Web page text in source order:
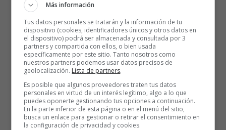
Libro 17
Más información
Tus datos personales se tratarán y la información de tu
dispositivo (cookies, identificadores únicos y otros datos en
el dispositivo) podrá ser almacenada y consultada por 3
partners y compartida con ellos, o bien usada
específicamente por este sitio. Tanto nosotros como
nuestros partners podemos usar datos precisos de
geolocalización. Lista de partners.
Es posible que algunos proveedores traten tus datos
personales en virtud de un interés legítimo, algo a lo que
puedes oponerte gestionando tus opciones a continuación.
En la parte inferior de esta página o en el menú del sitio,
busca un enlace para gestionar o retirar el consentimiento en
la configuración de privacidad y cookies.